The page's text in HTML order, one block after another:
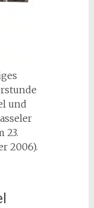
und
23.
2006).